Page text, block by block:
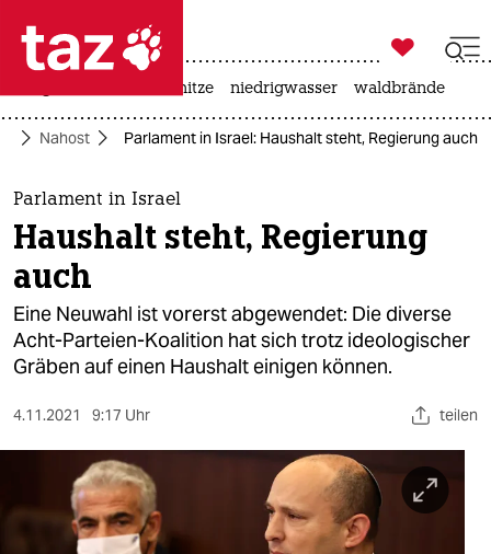
 taz zahl ich
taz zahl ich
themen
politik
öko
gesellschaft
sport

taz zahl ich
hitze niedrigwasser waldbrände
Nahost Parlament in Israel: Haushalt steht, Regierung auch
Parlament in Israel
Haushalt steht, Regierung
auch
Eine Neuwahl ist vorerst abgewendet: Die diverse
Acht-Parteien-Koalition hat sich trotz ideologischer
Gräben auf einen Haushalt einigen können.
4.11.2021 9:17 Uhr teilen